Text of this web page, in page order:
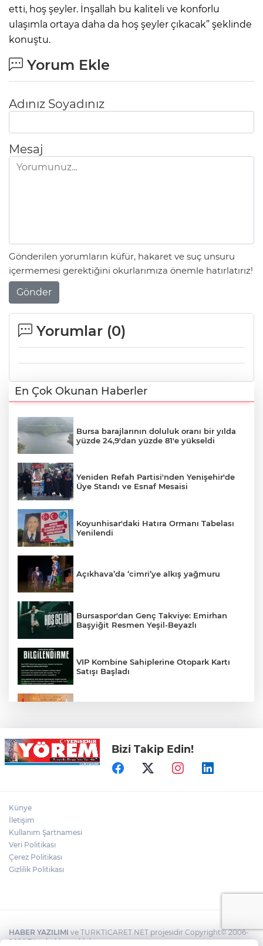
etti, hoş şeyler. İnşallah bu kaliteli ve konforlu
ulaşımla ortaya daha da hoş şeyler çıkacak” şeklinde
konuştu.
Yorum Ekle
Adınız Soyadınız
Mesaj
Gönderilen yorumların küfür, hakaret ve suç unsuru
içermemesi gerektiğini okurlarımıza önemle hatırlatırız!
Gönder
Yorumlar (0)
En Çok Okunan Haberler
Bursa barajlarının doluluk oranı bir yılda
yüzde 24,9'dan yüzde 81'e yükseldi
Yeniden Refah Partisi'nden Yenişehir'de
Üye Standı ve Esnaf Mesaisi
Koyunhisar'daki Hatıra Ormanı Tabelası
Yenilendi
Açıkhava’da ‘cimri’ye alkış yağmuru
Bursaspor'dan Genç Takviye: Emirhan
Başyiğit Resmen Yeşil-Beyazlı
VIP Kombine Sahiplerine Otopark Kartı
Satışı Başladı
Özel, ‘Sporun ve sporcunun yanındayız’
Bizi Takip Edin!
Künye
İletişim
Kullanım Şartnamesi
Veri Politikası
Çerez Politikası
Gizlilik Politikası
HABER YAZILIMI ve TURKTICARET.NET projesidir Copyright© 2006-
2026 Tüm hakları saklıdır.